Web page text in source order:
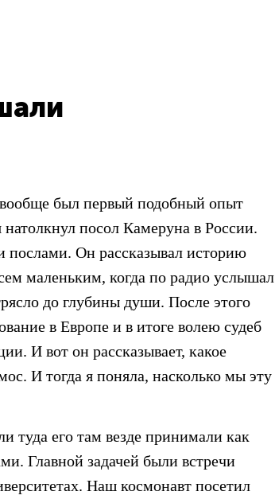
был первый подобный опыт
посол Камеруна в России.
Он рассказывал историю
маленьким, когда по радио услышал
до глубины души. После этого
в Европе и в итоге волею судеб
И вот он рассказывает, какое
И тогда я поняла, насколько мы эту
туда его там везде принимали как
Главной задачей были встречи
Наш космонавт посетил